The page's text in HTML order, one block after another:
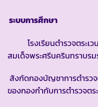
ระบบการศึกษา
โรงเรียนตำรวจตระเว
สมเด็จพระศรีนครินทราบร
สังกัดกองบัญชาการตำรว
ของกองกำกับการตำรวจตร